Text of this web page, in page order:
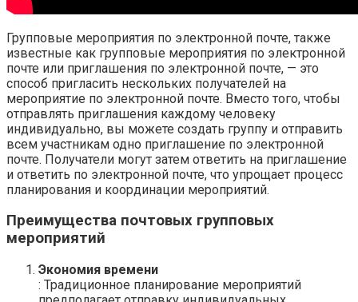
Групповые мероприятия по электронной почте, также
известные как групповые мероприятия по электронной
почте или приглашения по электронной почте, — это
способ пригласить нескольких получателей на
мероприятие по электронной почте. Вместо того, чтобы
отправлять приглашения каждому человеку
индивидуально, вы можете создать группу и отправить
всем участникам одно приглашение по электронной
почте. Получатели могут затем ответить на приглашение
и ответить по электронной почте, что упрощает процесс
планирования и координации мероприятий.
Преимущества почтовых групповых
мероприятий
Экономия времени
: Традиционное планирование мероприятий